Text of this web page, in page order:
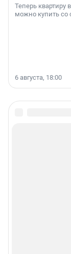
Теперь квартиру
можно купить со
6 августа, 18:00